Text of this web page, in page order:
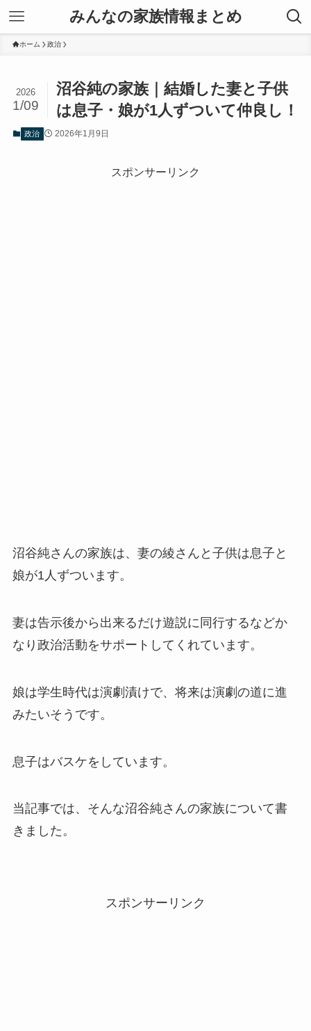
みんなの家族情報まとめ
ホーム 政治
沼谷純の家族｜結婚した妻と子供
は息子・娘が1人ずついて仲良し！
2026
1/09
政治 2026年1月9日
スポンサーリンク
沼谷純さんの家族は、妻の綾さんと子供は息子と
娘が1人ずついます。
妻は告示後から出来るだけ遊説に同行するなどか
なり政治活動をサポートしてくれています。
娘は学生時代は演劇漬けで、将来は演劇の道に進
みたいそうです。
息子はバスケをしています。
当記事では、そんな沼谷純さんの家族について書
きました。
スポンサーリンク